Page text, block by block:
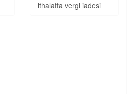
ithalatta vergi iadesi